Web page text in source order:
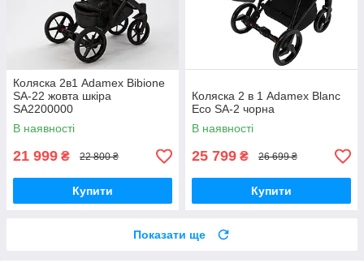
Коляска 2в1 Adamex Bibione
SA-22 жовта шкіра
SA2200000
В наявності
21 999 ₴ 22 800 ₴
Купити
Коляска 2 в 1 Adamex Blanc
Eco SA-2 чорна
В наявності
25 799 ₴ 26 699 ₴
Купити
Показати ще